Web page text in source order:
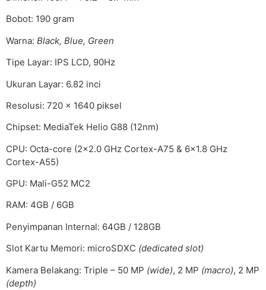
Bobot: 190 gram
Warna: Black, Blue, Green
Tipe Layar: IPS LCD, 90Hz
Ukuran Layar: 6.82 inci
Resolusi: 720 x 1640 piksel
Chipset: MediaTek Helio G88 (12nm)
CPU: Octa-core (2×2.0 GHz Cortex-A75 & 6×1.8 GHz
Cortex-A55)
GPU: Mali-G52 MC2
RAM: 4GB / 6GB
Penyimpanan Internal: 64GB / 128GB
Slot Kartu Memori: microSDXC (dedicated slot)
Kamera Belakang: Triple – 50 MP (wide), 2 MP (macro), 2 MP
(depth)